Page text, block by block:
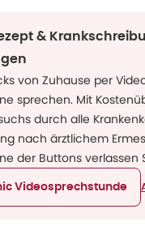
&
von Zuhause per
sprechen. Mit
durch alle
nach ärztlichem
der Buttons verlassen
Videosprechstunde